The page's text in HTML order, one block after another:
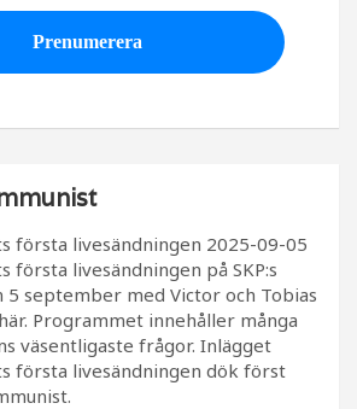
första livesändningen 2025-09-05
första livesändningen på SKP:s
5 september med Victor och Tobias
Programmet innehåller många
väsentligaste frågor. Inlägget
första livesändningen dök först